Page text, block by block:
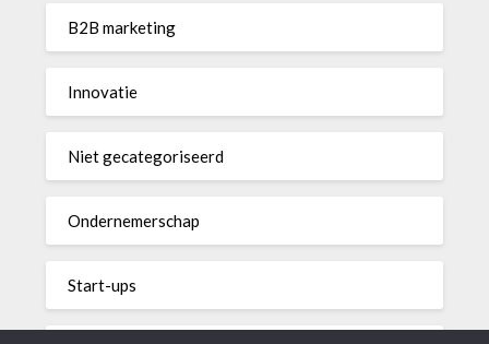
B2B marketing
Innovatie
Niet gecategoriseerd
Ondernemerschap
Start-ups